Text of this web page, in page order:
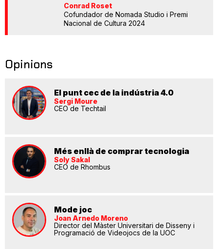
Conrad Roset
Cofundador de Nomada Studio i Premi
Nacional de Cultura 2024
Opinions
El punt cec de la indústria 4.0
Sergi Moure
CEO de Techtail
Més enllà de comprar tecnologia
Soly Sakal
CEO de Rhombus
Mode joc
Joan Arnedo Moreno
Director del Màster Universitari de Disseny i
Programació de Videojocs de la UOC